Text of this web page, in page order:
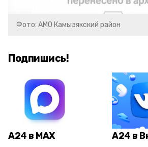
Фото: АМО Камызякский район
Подпишись!
А24 в MAX А24 в